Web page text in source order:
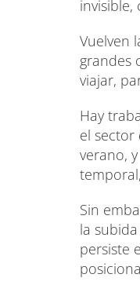
Vuelven
grandes
viajar,
Hay
el sector
verano,
Sin
la
persiste